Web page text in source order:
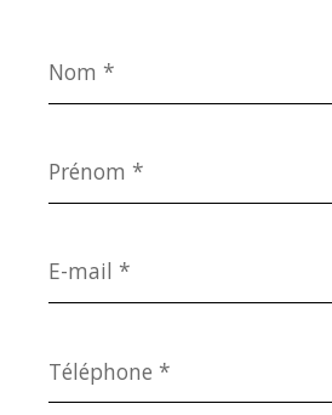
*
*
mail
*
*